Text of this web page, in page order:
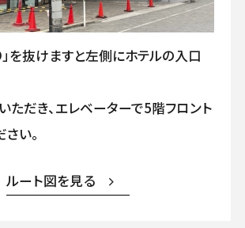
」を抜けますと左側にホテルの入口
ただき、エレベーターで5階フロント
い。
ルート図を見る